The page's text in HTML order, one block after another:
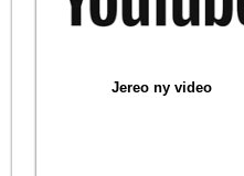
Jereo ny video